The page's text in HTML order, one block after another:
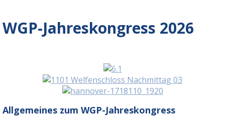
WGP-Jahreskongress 2026
Allgemeines zum WGP-Jahreskongress